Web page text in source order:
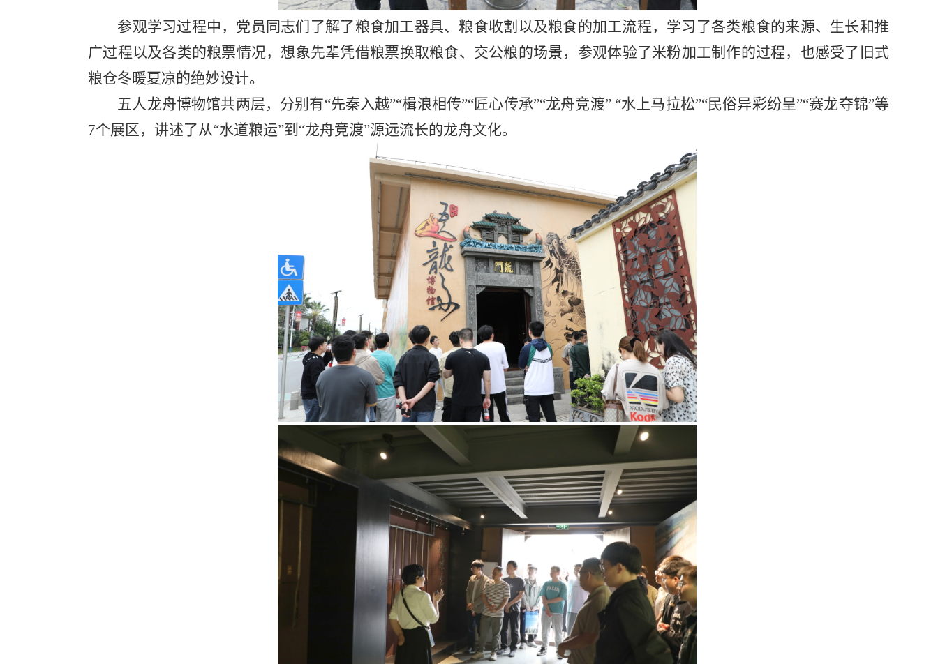
参观学习过程中，党员同志们了解了粮食加工器具、粮食收割以及粮食的加工流程，学习了各类粮食的来源、生长和推
广过程以及各类的粮票情况，想象先辈凭借粮票换取粮食、交公粮的场景，参观体验了米粉加工制作的过程，也感受了旧式
粮仓冬暖夏凉的绝妙设计。
五人龙舟博物馆共两层，分别有“先秦入越”“楫浪相传”“匠心传承”“龙舟竞渡” “水上马拉松”“民俗异彩纷呈”“赛龙夺锦”等
7个展区，讲述了从“水道粮运”到“龙舟竞渡”源远流长的龙舟文化。